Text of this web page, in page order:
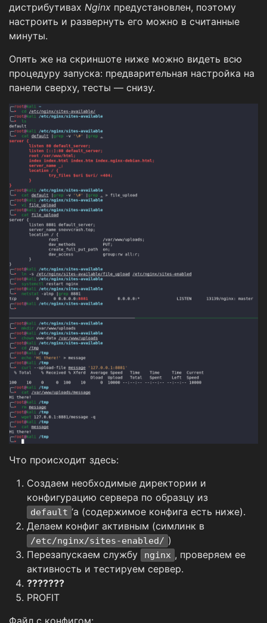
дистрибутивах Nginx предустановлен, поэтому
настроить и развернуть его можно в считанные
минуты.
Опять же на скриншоте ниже можно видеть всю
процедуру запуска: предварительная настройка на
панели сверху, тесты — снизу.
Что происходит здесь:
Создаем необходимые директории и
конфигурацию сервера по образцу из
default ‘а (содержимое конфига есть ниже).
Делаем конфиг активным (симлинк в
/etc/nginx/sites-enabled/ )
Перезапускаем службу
nginx , проверяем ее
активность и тестируем сервер.
???????
PROFIT
Файл с конфигом: